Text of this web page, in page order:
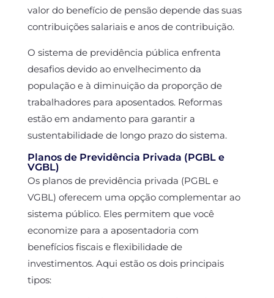
valor do benefício de pensão depende das suas
contribuições salariais e anos de contribuição.
O sistema de previdência pública enfrenta
desafios devido ao envelhecimento da
população e à diminuição da proporção de
trabalhadores para aposentados. Reformas
estão em andamento para garantir a
sustentabilidade de longo prazo do sistema.
Planos de Previdência Privada (PGBL e
VGBL)
Os planos de previdência privada (PGBL e
VGBL) oferecem uma opção complementar ao
sistema público. Eles permitem que você
economize para a aposentadoria com
benefícios fiscais e flexibilidade de
investimentos. Aqui estão os dois principais
tipos: